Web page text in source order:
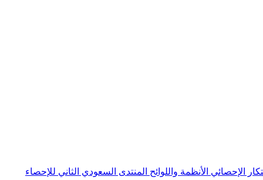
الإحصائي الأنظمة واللوائح المنتدى السعودي الثاني للإحصاء